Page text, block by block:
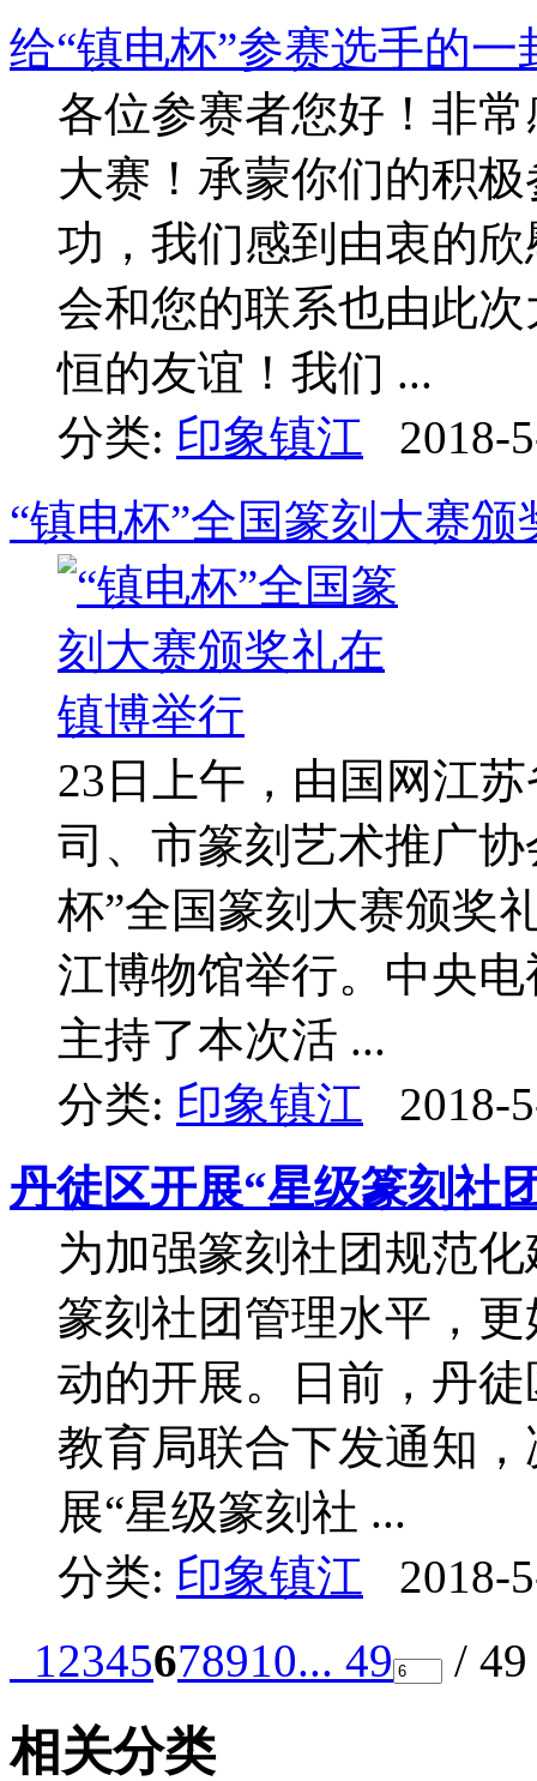
给“镇电杯”参赛选手的一
各位参赛者您好！非
大赛！承蒙你们的积
功，我们感到由衷的
会和您的联系也由此
恒的友谊！我们 ...
分类: 印象镇江
2018-
“镇电杯”全国篆刻大赛
23日上午，由国网江
司、市篆刻艺术推广
杯”全国篆刻大赛颁奖
江博物馆举行。中央
主持了本次活 ...
分类: 印象镇江
2018-
丹徒区开展“星级篆刻社
为加强篆刻社团规范
篆刻社团管理水平，
动的开展。日前，丹
教育局联合下发通知
展“星级篆刻社 ...
分类: 印象镇江
2018-
12345678910... 49 /
相关分类